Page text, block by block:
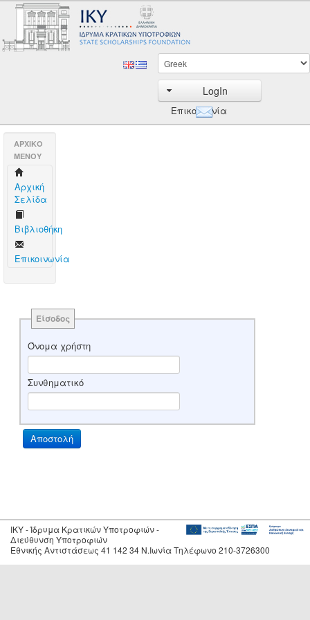
LogIn
Επικοινωνία
AΡΧΙΚΟ
ΜΕΝΟΥ
Aρχική
Σελίδα
Βιβλιοθήκη
Επικοινωνία
Είσοδος
Όνομα χρήστη
Συνθηματικό
IKY - Ίδρυμα Κρατικών Υποτροφιών -
Διεύθυνση Υποτροφιών
Εθνικής Αντιστάσεως 41 142 34 Ν.Ιωνία Τηλέφωνο 210-3726300